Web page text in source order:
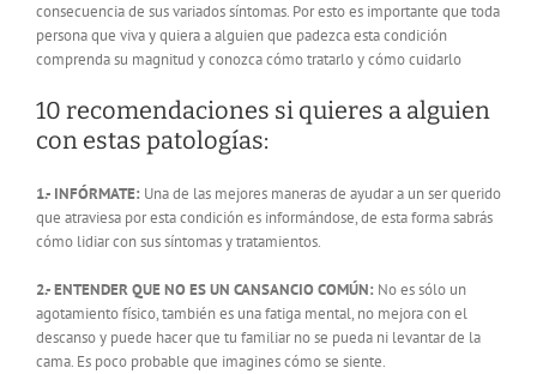
consecuencia de sus variados síntomas. Por esto es importante que toda
persona que viva y quiera a alguien que padezca esta condición
comprenda su magnitud y conozca cómo tratarlo y cómo cuidarlo
10 recomendaciones si quieres a alguien
con estas patologías:
1.- INFÓRMATE: Una de las mejores maneras de ayudar a un ser querido
que atraviesa por esta condición es informándose, de esta forma sabrás
cómo lidiar con sus síntomas y tratamientos.
2.- ENTENDER QUE NO ES UN CANSANCIO COMÚN: No es sólo un
agotamiento físico, también es una fatiga mental, no mejora con el
descanso y puede hacer que tu familiar no se pueda ni levantar de la
cama. Es poco probable que imagines cómo se siente.